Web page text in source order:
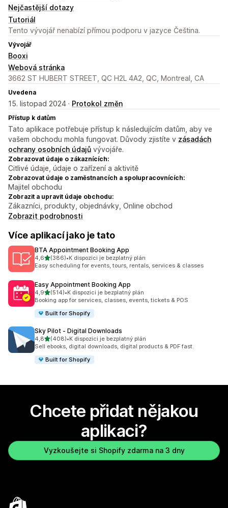
Nejčastější dotazy
Tutoriál
Tento vývojář nenabízí přímou podporu v jazyce Čeština.
Vývojář
Booxi
Webová stránka
3662 ST HUBERT STREET, QC H2L 4A2, QC, Montreal, CA
Uvedena
15. listopad 2024 · Protokol změn
Přístup k datům
Tato aplikace potřebuje přístup k následujícím datům, aby ve
vašem obchodu mohla fungovat. Důvody zjistíte v zásadách
ochrany osobních údajů vývojáře.
Zobrazovat údaje o zákaznících:
Citlivé údaje, údaje o zařízení a aktivitě
Zobrazovat údaje o zaměstnancích a spolupracovnících:
Majitel obchodu
Zobrazit a upravit údaje obchodu:
Zákazníci, produkty, objednávky, Online obchod
Zobrazit podrobnosti
Více aplikací jako je tato
BTA Appointment Booking App
4,6z 5 hvězd
(386)
Celkový počet recenzí: 386
•K dispozici je bezplatný plán
Easy scheduling for events, tours, rentals, services & classes
Easy Appointment Booking App
4,9z 5 hvězd
(514)
Celkový počet recenzí: 514
•K dispozici je bezplatný plán
Booking app for services, classes, events, tickets & POS
Built for Shopify
Sky Pilot ‑ Digital Downloads
4,8z 5 hvězd
(408)
Celkový počet recenzí: 408
•K dispozici je bezplatný plán
Sell ebooks, digital downloads, digital products & PDF fast.
Built for Shopify
Chcete přidat nějakou
aplikaci?
Vyzkoušejte si Shopify zdarma na 3 dny